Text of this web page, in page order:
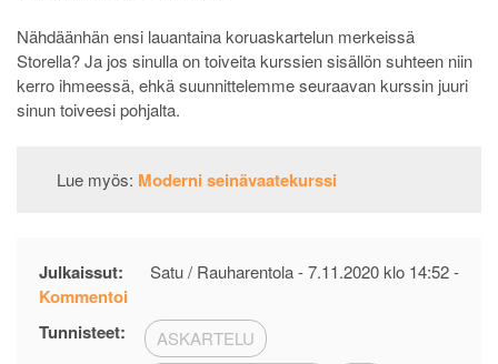
Nähdäänhän ensi lauantaina koruaskartelun merkeissä
Storella? Ja jos sinulla on toiveita kurssien sisällön suhteen niin
kerro ihmeessä, ehkä suunnittelemme seuraavan kurssin juuri
sinun toiveesi pohjalta.
Lue myös: Moderni seinävaatekurssi
Julkaissut: Satu / Rauharentola -7.11.2020 klo 14:52-
Kommentoi
DIY
vanerikorut
Tunnisteet:
ASKARTELU